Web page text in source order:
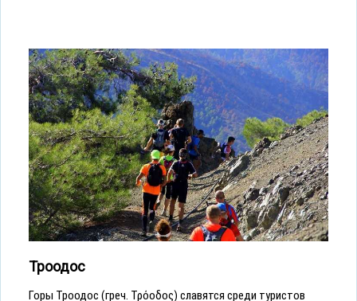
Троодос
Горы Троодос (греч. Τρόοδος) славятся среди туристов